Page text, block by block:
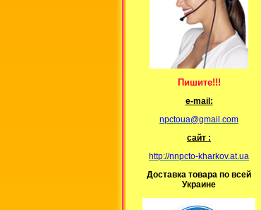
Пишите!!!
е-mail:
npctoua@gmail.com
сайт :
http://nnpcto-kharkov.at.ua
Доставка товара по всей
Украине